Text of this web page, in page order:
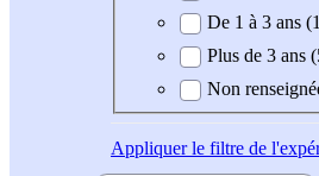
De 1 à 3 ans
Plus de 3 ans
Non
Appliquerle filtre de